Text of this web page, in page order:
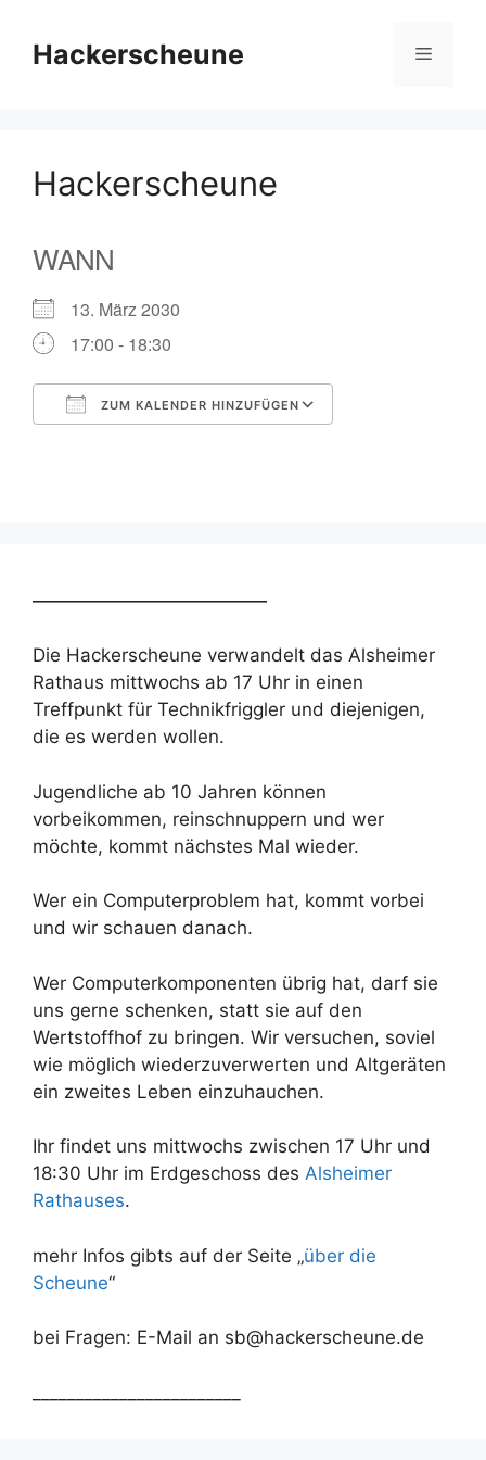
Inhalt
springen
Hackerscheune Menü
Hackerscheune
WANN
13. März 2030
17:00 - 18:30
ZUM KALENDER HINZUFÜGEN
Die Hackerscheune verwandelt das Alsheimer
Rathaus mittwochs ab 17 Uhr in einen
Treffpunkt für Technikfriggler und diejenigen,
die es werden wollen.
Jugendliche ab 10 Jahren können
vorbeikommen, reinschnuppern und wer
möchte, kommt nächstes Mal wieder.
Wer ein Computerproblem hat, kommt vorbei
und wir schauen danach.
Wer Computerkomponenten übrig hat, darf sie
uns gerne schenken, statt sie auf den
Wertstoffhof zu bringen. Wir versuchen, soviel
wie möglich wiederzuverwerten und Altgeräten
ein zweites Leben einzuhauchen.
Ihr findet uns mittwochs zwischen 17 Uhr und
18:30 Uhr im Erdgeschoss des Alsheimer
Rathauses.
mehr Infos gibts auf der Seite „über die
Scheune“
bei Fragen: E-Mail an sb@hackerscheune.de